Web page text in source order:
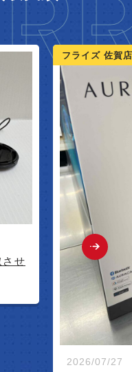
せ
フライズ 佐賀店
2026/07/27